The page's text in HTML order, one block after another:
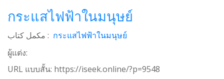
กระแสไฟฟ้าในมนุษย์
مکمل کتاب : กระแสไฟฟ้าในมนุษย์
ผู้แต่ง:
URL แบบสั้น: https://iseek.online/?p=9548